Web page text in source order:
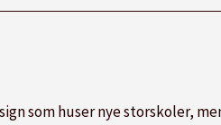
som huser nye storskoler,